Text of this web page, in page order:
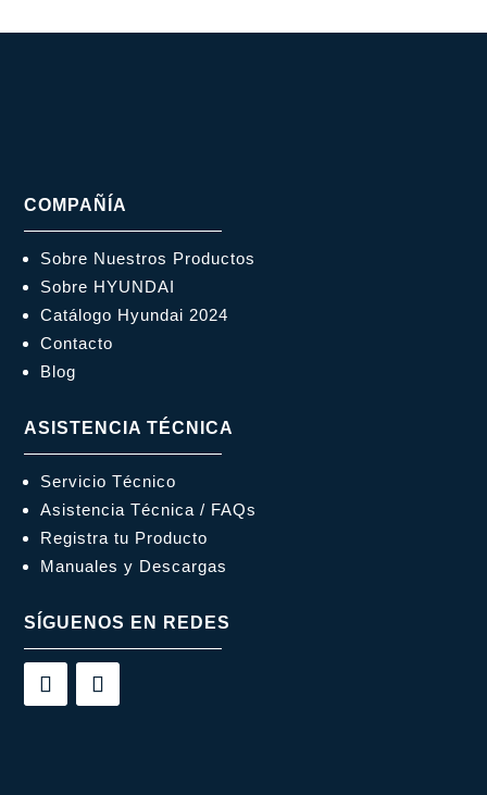
COMPAÑÍA
Sobre Nuestros Productos
Sobre HYUNDAI
Catálogo Hyundai 2024
Contacto
Blog
ASISTENCIA TÉCNICA
Servicio Técnico
Asistencia Técnica / FAQs
Registra tu Producto
Manuales y Descargas
SÍGUENOS EN REDES